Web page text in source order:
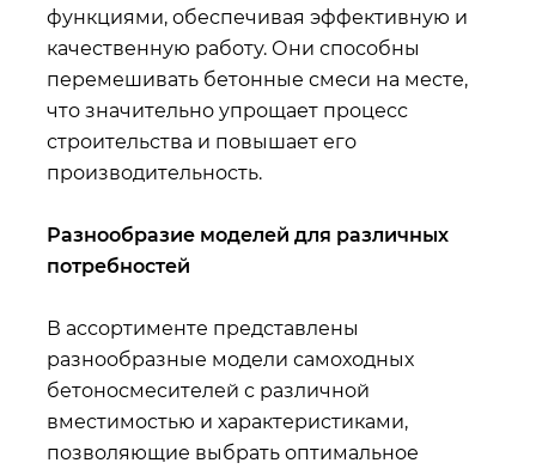
функциями, обеспечивая эффективную и
качественную работу. Они способны
перемешивать бетонные смеси на месте,
что значительно упрощает процесс
строительства и повышает его
производительность.
Разнообразие моделей для различных
потребностей
В ассортименте представлены
разнообразные модели самоходных
бетоносмесителей с различной
вместимостью и характеристиками,
позволяющие выбрать оптимальное